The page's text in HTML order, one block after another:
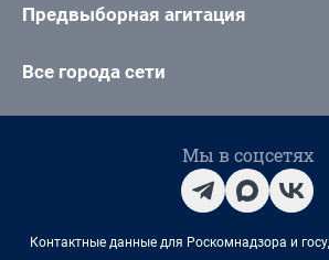
Предвыборная агитация
Все города сети
Мы в соцсетях
Контактные данные для Роскомнадзора и